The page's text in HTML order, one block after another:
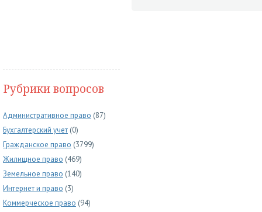
Рубрики вопросов
Административное право (87)
Бухгалтерский учет (0)
Гражданское право (3799)
Жилищное право (469)
Земельное право (140)
Интернет и право (3)
Коммерческое право (94)